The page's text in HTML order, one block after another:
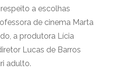
a escolhas
de cinema Marta
a produtora Lícia
Lucas de Barros
adulto.